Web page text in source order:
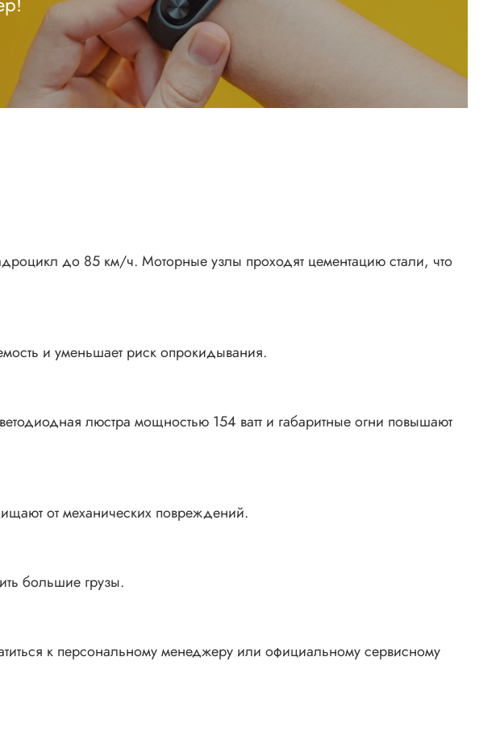
до 85 км/ч. Моторные узлы проходят цементацию стали, что
и уменьшает риск опрокидывания.
люстра мощностью 154 ватт и габаритные огни повышают
от механических повреждений.
большие грузы.
к персональному менеджеру или официальному сервисному